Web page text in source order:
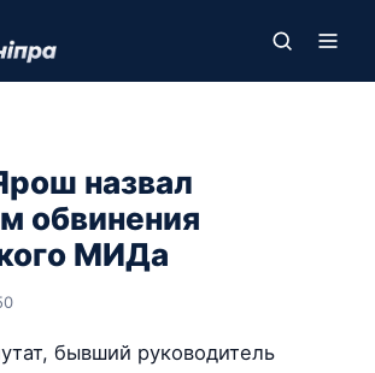
назвал
обвинения
МИДа
бывший руководитель